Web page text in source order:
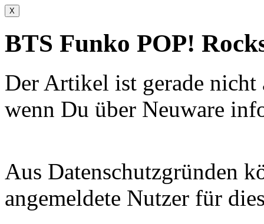
X
BTS Funko POP!
Der Artikel ist gerade
wenn Du über Neuware
Aus Datenschutzgründen
angemeldete Nutzer für